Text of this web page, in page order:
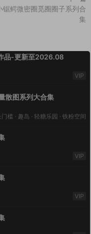
锯鳄微密圈觅圈圈子系列合
集
品-更新至2026.08
VIP
散图系列大合集
门槛 · 趣岛 · 轻糖乐园 · 铁粉空间
VIP
VIP